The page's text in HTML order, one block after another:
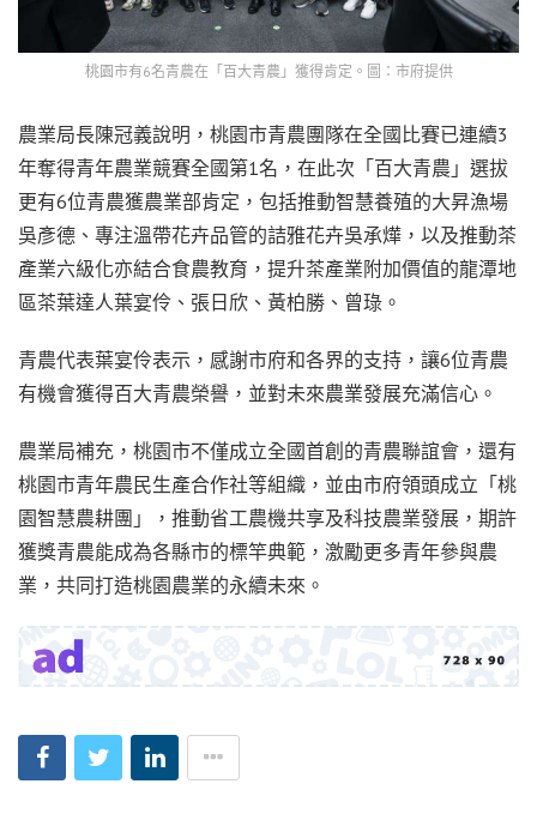
桃園市有6名青農在「百大青農」獲得肯定。圖：市府提供
農業局長陳冠義說明，桃園市青農團隊在全國比賽已連續3
年奪得青年農業競賽全國第1名，在此次「百大青農」選拔
更有6位青農獲農業部肯定，包括推動智慧養殖的大昇漁場
吳彥德、專注溫帶花卉品管的詰雅花卉吳承燁，以及推動茶
產業六級化亦結合食農教育，提升茶產業附加價值的龍潭地
區茶葉達人葉宴伶、張日欣、黃柏勝、曾琭。
青農代表葉宴伶表示，感謝市府和各界的支持，讓6位青農
有機會獲得百大青農榮譽，並對未來農業發展充滿信心。
農業局補充，桃園市不僅成立全國首創的青農聯誼會，還有
桃園市青年農民生產合作社等組織，並由市府領頭成立「桃
園智慧農耕團」，推動省工農機共享及科技農業發展，期許
獲獎青農能成為各縣市的標竿典範，激勵更多青年參與農
業，共同打造桃園農業的永續未來。